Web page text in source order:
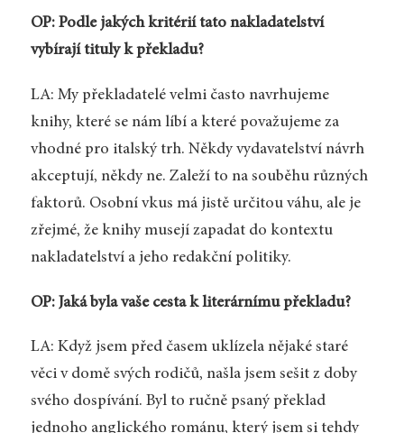
OP: Podle jakých kritérií tato nakladatelství
vybírají tituly k překladu?
LA: My překladatelé velmi často navrhujeme
knihy, které se nám líbí a které považujeme za
vhodné pro italský trh. Někdy vydavatelství návrh
akceptují, někdy ne. Zaleží to na souběhu různých
faktorů. Osobní vkus má jistě určitou váhu, ale je
zřejmé, že knihy musejí zapadat do kontextu
nakladatelství a jeho redakční politiky.
OP: Jaká byla vaše cesta k literárnímu překladu?
LA: Když jsem před časem uklízela nějaké staré
věci v domě svých rodičů, našla jsem sešit z doby
svého dospívání. Byl to ručně psaný překlad
jednoho anglického románu, který jsem si tehdy